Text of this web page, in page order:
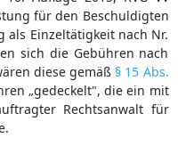
für den Beschuldigten
Einzeltätigkeit nach Nr.
sich die Gebühren nach
diese gemäß § 15 Abs.
„gedeckelt", die ein mit
Rechtsanwalt für